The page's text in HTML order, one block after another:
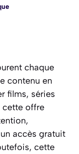
chaque
contenu en
films, séries
cette offre
accès gratuit
cette